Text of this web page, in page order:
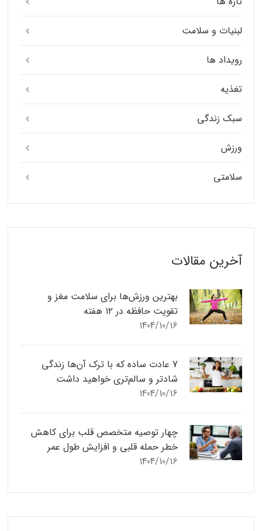
لبنیات و سلامت
رویداد ها
تغذیه
سبک زندگی
ورزش
سلامتی
آخرین مقالات
بهترین ورزش‌ها برای سلامت مغز و
تقویت حافظه در ۱۲ هفته
1404/10/16
7 عادت ساده که با ترک آن‌ها زندگی
شادتر و سالم‌تری خواهید داشت
1404/10/16
چهار توصیه متخصص قلب برای کاهش
خطر حمله قلبی و افزایش طول عمر
1404/10/16